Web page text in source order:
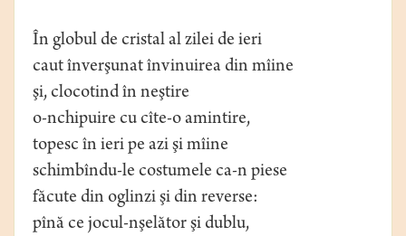
În globul de cristal al zilei de ieri
caut înverşunat învinuirea din mîine
şi, clocotind în neştire
o-nchipuire cu cîte-o amintire,
topesc în ieri pe azi şi mîine
schimbîndu-le costumele ca-n piese
făcute din oglinzi şi din reverse:
pînă ce jocul-nşelător şi dublu,